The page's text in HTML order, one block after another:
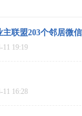
联盟203个邻居微
11 19:19
11 16:28